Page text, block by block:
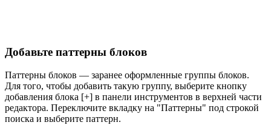
Добавьте паттерны блоков
Паттерны блоков — заранее оформленные группы блоков.
Для того, чтобы добавить такую группу, выберите кнопку
добавления блока [+] в панели инструментов в верхней части
редактора. Переключите вкладку на "Паттерны" под строкой
поиска и выберите паттерн.